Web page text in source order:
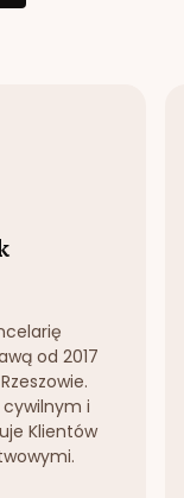
od 2017
cywilnym i
Klientów